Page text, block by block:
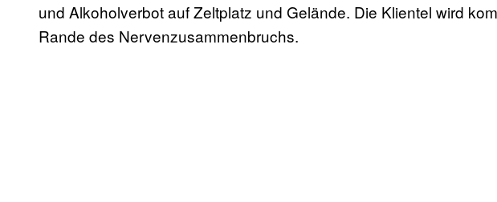
und Alkoholverbot auf Zeltplatz und Gelände. Die Klientel wird
Rande des Nervenzusammenbruchs.